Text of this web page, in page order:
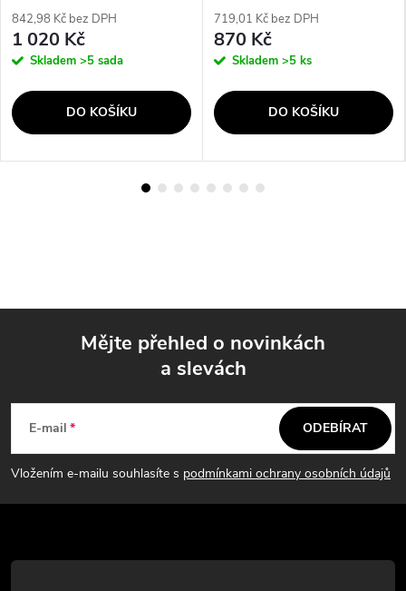
842,98 Kč bez DPH
1 020 Kč
Skladem >5 sada
DO KOŠÍKU
719,01 Kč bez DPH
870 Kč
Skladem >5 ks
DO KOŠÍKU
p
a
t
Mějte přehled o novinkách
a slevách
E-mail
Vložením e-mailu souhlasíte s podmínkami ochrany osobních údajů
ODEBÍRAT